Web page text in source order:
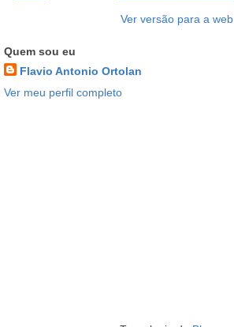
Ver versão para a web
Quem sou eu
Flavio Antonio Ortolan
Ver meu perfil completo